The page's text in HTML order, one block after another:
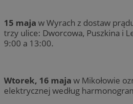
15 maja w Wyrach z dostaw
trzy ulice: Dworcowa, Puszkina i
9:00 a 13:00.
Wtorek, 16 maja w Mikołowie
elektrycznej według